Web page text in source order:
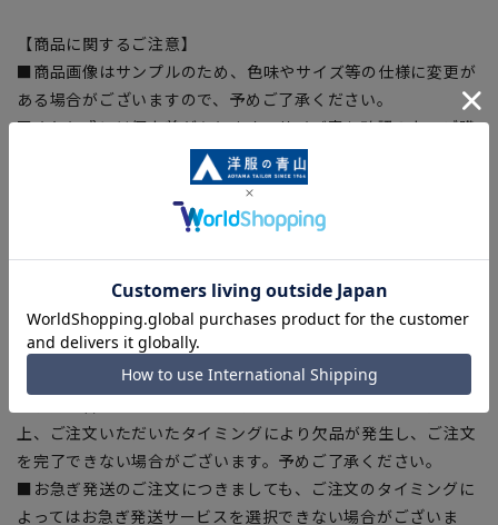
【商品に関するご注意】
■商品画像はサンプルのため、色味やサイズ等の仕様に変更が
ある場合がございますので、予めご了承ください。
■ゆとり感には個人差があります。サイズ表を確認の上、ご購
入の目安としてご利用ください。
■生地や仕様・デザインにより、着用感や実際のサイズ表に若
干の誤差が生じる場合がございます。予めご了承ください。
■サイズスペックは仕上がりサイズを記載しております。一
部、商品現物におすすめサイズ(ヌードサイズ)を記載している
商品もございます。
■ブラウザやお使いのモニター環境、また撮影時の室内外の光
加減により、実際の商品と掲載画像の色味が異なる場合がござ
上、ご注文いただいたタイミングにより欠品が発生し、ご注文
を完了できない場合がございます。予めご了承ください。
■お急ぎ発送のご注文につきましても、ご注文のタイミングに
よってはお急ぎ発送サービスを選択できない場合がございま